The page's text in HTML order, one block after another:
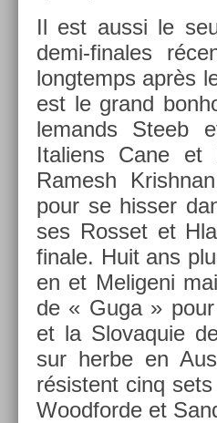
Il est aussi le
demi-finales
longtemps après
est le grand
lemands Steeb
Italiens Cane et
Ramesh
pour se hiss­er
ses Ros­set et
fin­ale. Huit ans
en et Meligeni
de « Guga »
et la Slovaquie
sur herbe en
résis­tent cinq
Wood­forde et